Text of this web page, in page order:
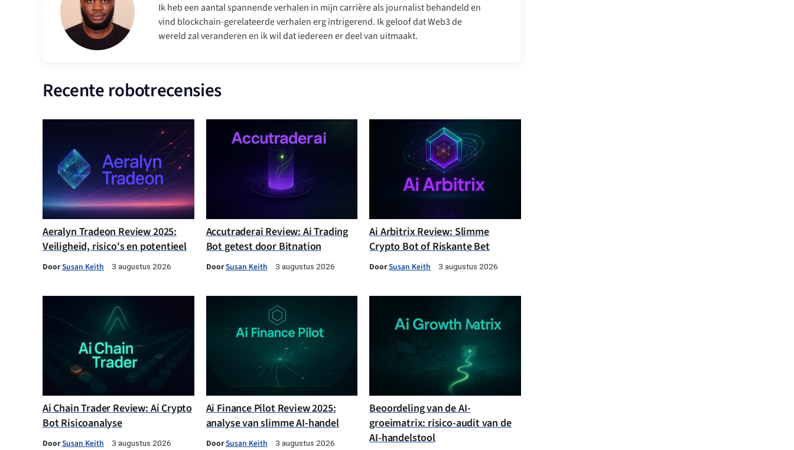
Ik heb een aantal spannende verhalen in mijn carrière als journalist behandeld en
vind blockchain-gerelateerde verhalen erg intrigerend. Ik geloof dat Web3 de
wereld zal veranderen en ik wil dat iedereen er deel van uitmaakt.
Recente robotrecensies
Aeralyn Tradeon Review 2025:
Veiligheid, risico's en potentieel
DoorSusan Keith 3 augustus 2026
Accutraderai Review: Ai Trading
Bot getest door Bitnation
DoorSusan Keith 3 augustus 2026
Ai Arbitrix Review: Slimme
Crypto Bot of Riskante Bet
DoorSusan Keith 3 augustus 2026
Ai Chain Trader Review: Ai Crypto
Bot Risicoanalyse
DoorSusan Keith 3 augustus 2026
Ai Finance Pilot Review 2025:
analyse van slimme AI-handel
DoorSusan Keith 3 augustus 2026
Beoordeling van de AI-
groeimatrix: risico-audit van de
AI-handelstool